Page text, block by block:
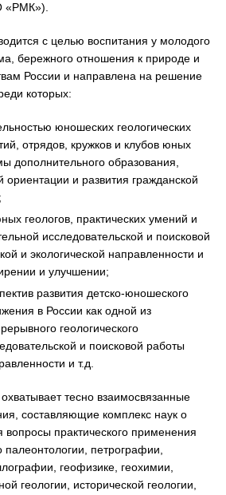
«РМК»).
с целью воспитания у молодого
бережного отношения к природе и
России и направлена на решение
которых:
юношеских геологических
отрядов, кружков и клубов юных
дополнительного образования,
и развития гражданской
геологов, практических умений и
исследовательской и поисковой
и экологической направленности и
и улучшении;
развития детско-юношеского
в России как одной из
геологического
и поисковой работы
и т.д.
тесно взаимосвязанные
составляющие комплекс наук о
вопросы практического применения
петрографии,
геофизике, геохимии,
геологии, исторической геологии,